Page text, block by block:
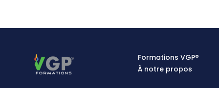
Formations VGP®
À notre propos